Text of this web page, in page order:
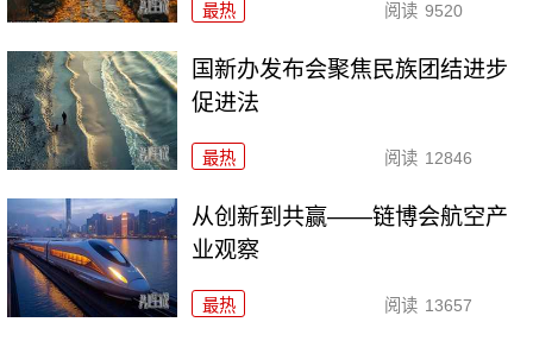
最热 阅读 9520
国新办发布会聚焦民族团结进步
促进法
最热 阅读 12846
从创新到共赢——链博会航空产
业观察
最热 阅读 13657